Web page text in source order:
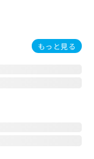
もっと見る